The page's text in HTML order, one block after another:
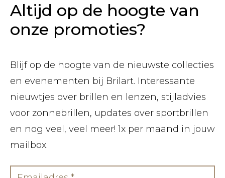
Altijd op de hoogte van
onze promoties?
Blijf op de hoogte van de nieuwste collecties
en evenementen bij Brilart. Interessante
nieuwtjes over brillen en lenzen, stijladvies
voor zonnebrillen, updates over sportbrillen
en nog veel, veel meer! 1x per maand in jouw
mailbox.